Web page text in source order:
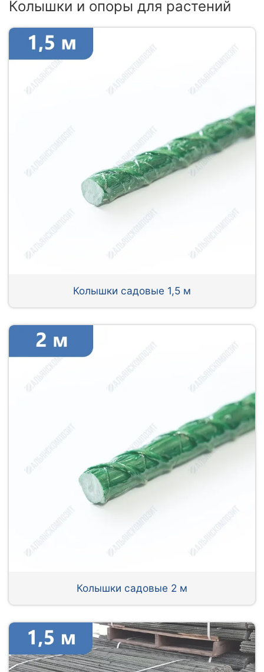
Колышки и опоры для растений
Колышки садовые 1,5 м
Колышки садовые 2 м